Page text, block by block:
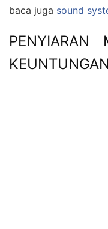
baca juga sound
PENYIARAN
KEUNTUNGAN